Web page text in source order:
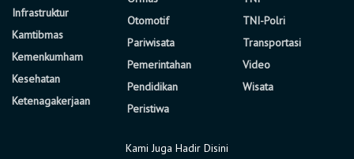
Infrastruktur
Kamtibmas
Kemenkumham
Kesehatan
Ketenagakerjaan
Otomotif
Pariwisata
Pemerintahan
Pendidikan
Peristiwa
TNI-Polri
Transportasi
Video
Wisata
Kami Juga Hadir Disini